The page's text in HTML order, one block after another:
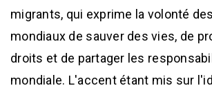
migrants, qui exprime la volonté
mondiaux de sauver des vies, de
droits et de partager les
mondiale. L'accent étant mis sur